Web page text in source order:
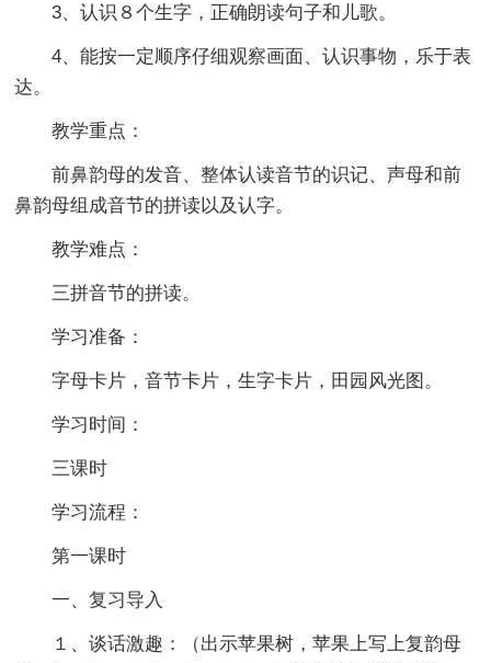
3、认识８个生字，正确朗读句子和儿歌。
4、能按一定顺序仔细观察画面、认识事物，乐于表
达。
教学重点：
前鼻韵母的发音、整体认读音节的识记、声母和前
鼻韵母组成音节的拼读以及认字。
教学难点：
三拼音节的拼读。
学习准备：
字母卡片，音节卡片，生字卡片，田园风光图。
学习时间：
三课时
学习流程：
第一课时
一、复习导入
１、谈话激趣：（出示苹果树，苹果上写上复韵母